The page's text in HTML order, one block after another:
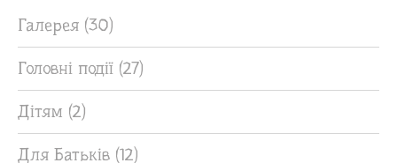
Галерея (30)
Головні події (27)
Дітям (2)
Для Батьків (12)